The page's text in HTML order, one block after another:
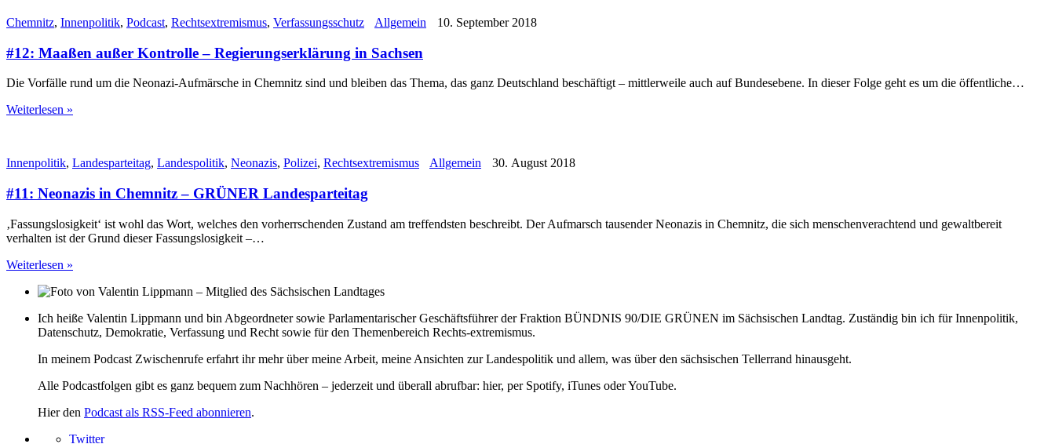
Chemnitz, Innenpolitik, Podcast, Rechtsextremismus, Verfassungsschutz Allgemein 10. September 2018
#12: Maaßen außer Kontrolle – Regierungserklärung in Sachsen
Die Vorfälle rund um die Neonazi-Aufmärsche in Chemnitz sind und bleiben das Thema, das ganz Deutschland beschäftigt – mittlerweile auch auf Bundesebene. In dieser Folge geht es um die öffentliche…
Weiterlesen »
Innenpolitik, Landesparteitag, Landespolitik, Neonazis, Polizei, Rechtsextremismus Allgemein 30. August 2018
#11: Neonazis in Chemnitz – GRÜNER Landesparteitag
‚Fassungslosigkeit‘ ist wohl das Wort, welches den vorherrschenden Zustand am treffendsten beschreibt. Der Aufmarsch tausender Neonazis in Chemnitz, die sich menschenverachtend und gewaltbereit
verhalten ist der Grund dieser Fassungslosigkeit –…
Weiterlesen »
Ich heiße Valentin Lippmann und bin Abgeordneter sowie Parlamentarischer Geschäftsführer der Fraktion BÜNDNIS 90/DIE GRÜNEN im Sächsischen Landtag. Zuständig bin ich für Innenpolitik,
Datenschutz, Demokratie, Verfassung und Recht sowie für den Themenbereich Rechts-extremismus.
In meinem Podcast Zwischenrufe erfahrt ihr mehr über meine Arbeit, meine Ansichten zur Landespolitik und allem, was über den sächsischen Tellerrand hinausgeht.
Alle Podcastfolgen gibt es ganz bequem zum Nachhören – jederzeit und überall abrufbar: hier, per Spotify, iTunes oder YouTube.
Hier den Podcast als RSS-Feed abonnieren.
Twitter